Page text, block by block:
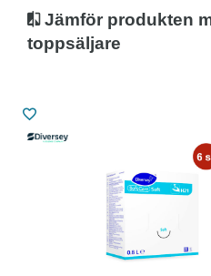
Bruksanvisning
Rinse the hands to remove
Dry the hands well to keep
maintain good hand hygiene.
Jämför produkten
toppsäljare